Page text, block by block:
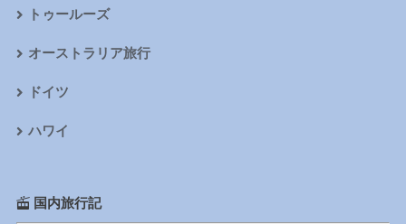
トゥールーズ
オーストラリア旅行
ドイツ
ハワイ
国内旅行記